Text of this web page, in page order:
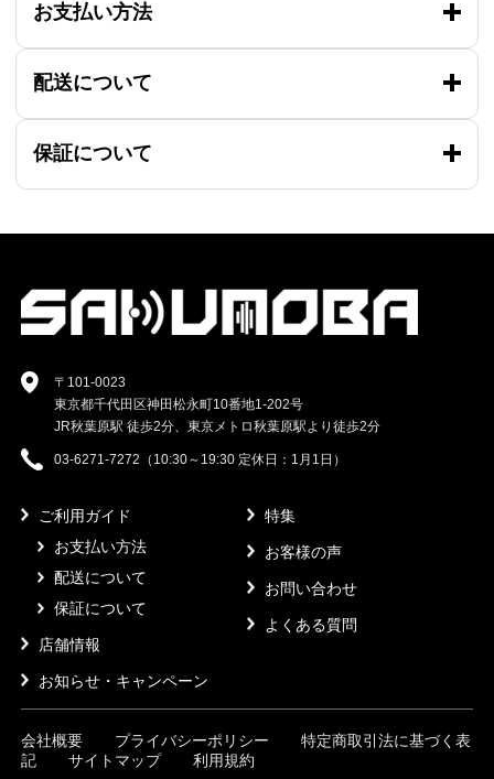
お支払い方法
配送について
保証について
〒101-0023
東京都千代田区神田松永町10番地1-202号
JR秋葉原駅 徒歩2分、東京メトロ秋葉原駅より徒歩2分
03-6271-7272（10:30～19:30 定休日：1月1日）
ご利用ガイド
お支払い方法
配送について
保証について
店舗情報
お知らせ・キャンペーン
特集
お客様の声
お問い合わせ
よくある質問
会社概要 プライバシーポリシー
特定商取引法に基づく表
記
サイトマップ 利用規約